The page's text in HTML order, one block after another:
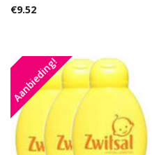
€9.52
Aanbieding!